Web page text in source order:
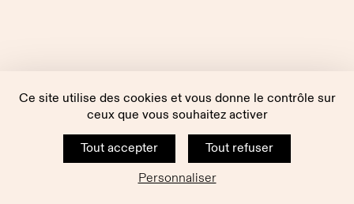
Ce site utilise des cookies et vous donne le contrôle sur
ceux que vous souhaitez activer
Tout accepter
Tout refuser
Personnaliser